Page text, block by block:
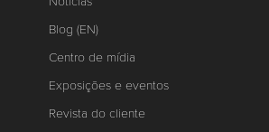
Blog (EN)
Centro de mídia
Exposições e eventos
Revista do cliente